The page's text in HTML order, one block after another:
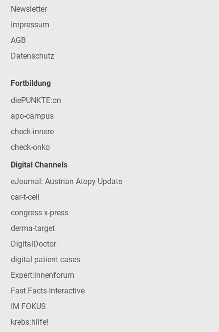
Newsletter
Impressum
AGB
Datenschutz
Fortbildung
diePUNKTE:on
apo-campus
check-innere
check-onko
Digital Channels
eJournal: Austrian Atopy Update
car-t-cell
congress x-press
derma-target
DigitalDoctor
digital patient cases
Expert:innenforum
Fast Facts Interactive
IM FOKUS
krebs:hilfe!